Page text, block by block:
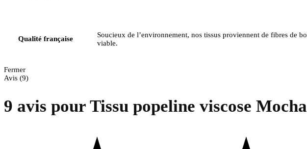
Qualité française
Soucieux de l’environnement, nos tissus proviennent de fibres de
viable.
Fermer
Avis (9)
9 avis pour Tissu popeline viscose